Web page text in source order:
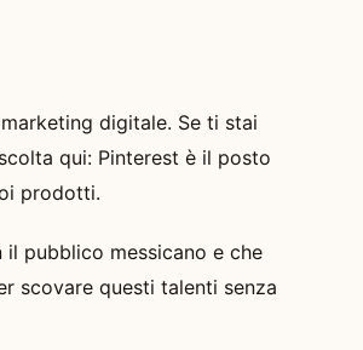
digitale. Se ti stai
qui: Pinterest è il posto
prodotti.
pubblico messicano e che
scovare questi talenti senza